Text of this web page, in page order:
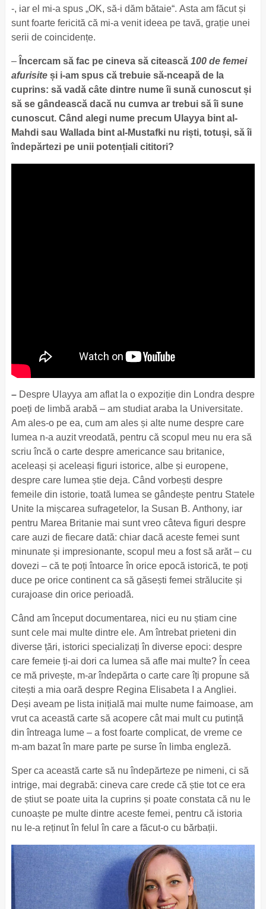
-, iar el mi-a spus „OK, să-i dăm bătaie“. Asta am făcut și
sunt foarte fericită că mi-a venit ideea pe tavă, grație unei
serii de coincidențe.
– Încercam să fac pe cineva să citească 100 de femei
afurisiteși i-am spus că trebuie să-nceapă de la
cuprins: să vadă câte dintre nume îi sună cunoscut și
să se gândească dacă nu cumva ar trebui să îi sune
cunoscut. Când alegi nume precum Ulayya bint al-
Mahdi sau Wallada bint al-Mustafki nu riști, totuși, să îi
îndepărtezi pe unii potențiali cititori?
– Despre Ulayya am aflat la o expoziție din Londra despre
poeți de limbă arabă – am studiat araba la Universitate.
Am ales-o pe ea, cum am ales și alte nume despre care
lumea n-a auzit vreodată, pentru că scopul meu nu era să
scriu încă o carte despre americance sau britanice,
aceleași și aceleași figuri istorice, albe și europene,
despre care lumea știe deja. Când vorbești despre
femeile din istorie, toată lumea se gândește pentru Statele
Unite la mișcarea sufragetelor, la Susan B. Anthony, iar
pentru Marea Britanie mai sunt vreo câteva figuri despre
care auzi de fiecare dată: chiar dacă aceste femei sunt
minunate și impresionante, scopul meu a fost să arăt – cu
dovezi – că te poți întoarce în orice epocă istorică, te poți
duce pe orice continent ca să găsești femei strălucite și
curajoase din orice perioadă.
Când am început documentarea, nici eu nu știam cine
sunt cele mai multe dintre ele. Am întrebat prieteni din
diverse țări, istorici specializați în diverse epoci: despre
care femeie ți-ai dori ca lumea să afle mai multe? În ceea
ce mă privește, m-ar îndepărta o carte care îți propune să
citești a mia oară despre Regina Elisabeta I a Angliei.
Deși aveam pe lista inițială mai multe nume faimoase, am
vrut ca această carte să acopere cât mai mult cu putință
din întreaga lume – a fost foarte complicat, de vreme ce
m-am bazat în mare parte pe surse în limba engleză.
Sper ca această carte să nu îndepărteze pe nimeni, ci să
intrige, mai degrabă: cineva care crede că știe tot ce era
de știut se poate uita la cuprins și poate constata că nu le
cunoaște pe multe dintre aceste femei, pentru că istoria
nu le-a reținut în felul în care a făcut-o cu bărbații.